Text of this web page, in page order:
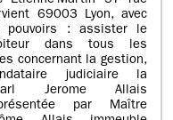
69003 Lyon, avec
pouvoirs : assister le
dans tous les
concernant la gestion,
judiciaire la
Jerome Allais
par Maître